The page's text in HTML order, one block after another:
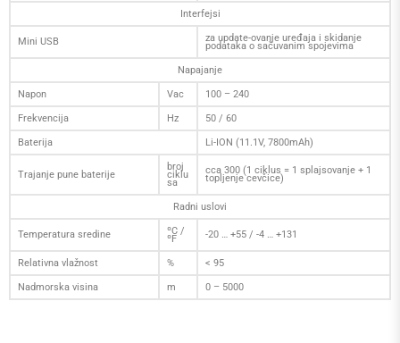
Interfejsi
Mini USB za update-ovanje uređaja i skidanje
podataka o sačuvanim spojevima
Napajanje
Napon Vac 100 – 240
Frekvencija Hz 50 / 60
Baterija Li-ION (11.1V, 7800mAh)
Trajanje pune baterije
broj
ciklu
sa
cca 300 (1 ciklus = 1 splajsovanje + 1
topljenje cevčice)
Radni uslovi
Temperatura sredine ºC /
ºF -20 … +55 / -4 … +131
Relativna vlažnost % < 95
Nadmorska visina m 0 – 5000